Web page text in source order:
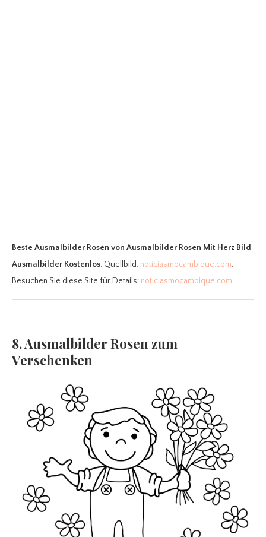
Beste Ausmalbilder Rosen von Ausmalbilder Rosen Mit Herz Bild
Ausmalbilder Kostenlos. Quellbild: noticiasmocambique.com.
Besuchen Sie diese Site für Details: noticiasmocambique.com
8. Ausmalbilder Rosen zum
Verschenken